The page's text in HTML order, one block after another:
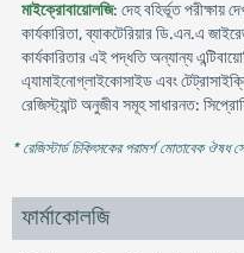
মাইক্রোবায়োলজি: দেহ বহির্ভূত পরীক্ষায়
কার্যকারিতা, ব্যাকটেরিয়ার ডি.এন.এ
কার্যকারিতার এই পদ্ধতি অন্যান্য
এ্যামাইনোগ্লাইকোসাইড এবং
রেজিস্ট্যান্ট অনুজীব সমূহ সাধারনত:
* রেজিস্টার্ড চিকিৎসকের পরামর্শ মোতাবেক ঔষধ
ফার্মাকোলজি